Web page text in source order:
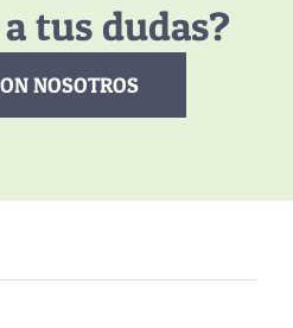
tus dudas?
NOSOTROS